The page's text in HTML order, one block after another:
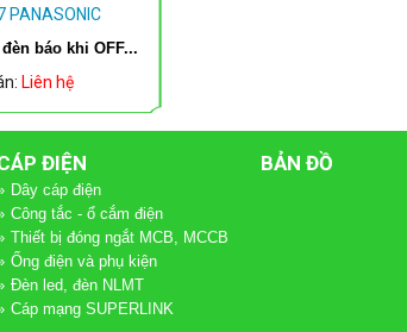
báo khi OFF...
Liên hệ
ĐIỆN
Dây cáp điện
Công tắc - ổ cắm điện
Thiết bị đóng ngắt MCB, MCCB
Ống điện và phụ kiện
Đèn led, đèn NLMT
Cáp mạng SUPERLINK
BẢN ĐỒ